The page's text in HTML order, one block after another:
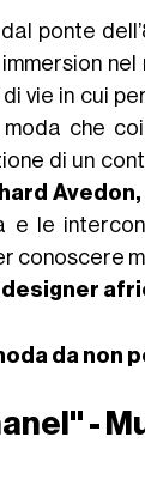
dal ponte
nel
vie in cui
che
di un
Avedon,
e le
conoscere
designer
da non
-